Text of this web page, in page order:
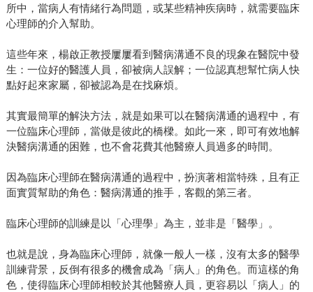
所中，當病人有情緒行為問題，或某些精神疾病時，就需要臨床
心理師的介入幫助。
這些年來，楊啟正教授屢屢看到醫病溝通不良的現象在醫院中發
生：一位好的醫護人員，卻被病人誤解；一位認真想幫忙病人快
點好起來家屬，卻被認為是在找麻煩。
其實最簡單的解決方法，就是如果可以在醫病溝通的過程中，有
一位臨床心理師，當做是彼此的橋樑。如此一來，即可有效地解
決醫病溝通的困難，也不會花費其他醫療人員過多的時間。
因為臨床心理師在醫病溝通的過程中，扮演著相當特殊，且有正
面實質幫助的角色：醫病溝通的推手，客觀的第三者。
臨床心理師的訓練是以「心理學」為主，並非是「醫學」。
也就是說，身為臨床心理師，就像一般人一樣，沒有太多的醫學
訓練背景，反倒有很多的機會成為「病人」的角色。而這樣的角
色，使得臨床心理師相較於其他醫療人員，更容易以「病人」的